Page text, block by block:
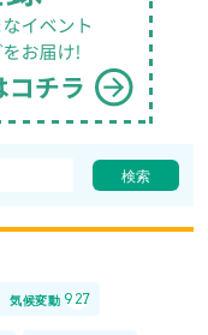
気候変動 927